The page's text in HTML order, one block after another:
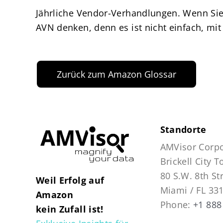
Jährliche Vendor-Verhandlungen. Wenn
AVN denken, denn es ist nicht einfach,
Zurück zum Amazon Glossar
Weil Erfolg auf
Amazon
kein Zufall ist!
Standorte
AMVisor
Brickell City
80 S.W. 8th
Miami / FL
Phone: +1